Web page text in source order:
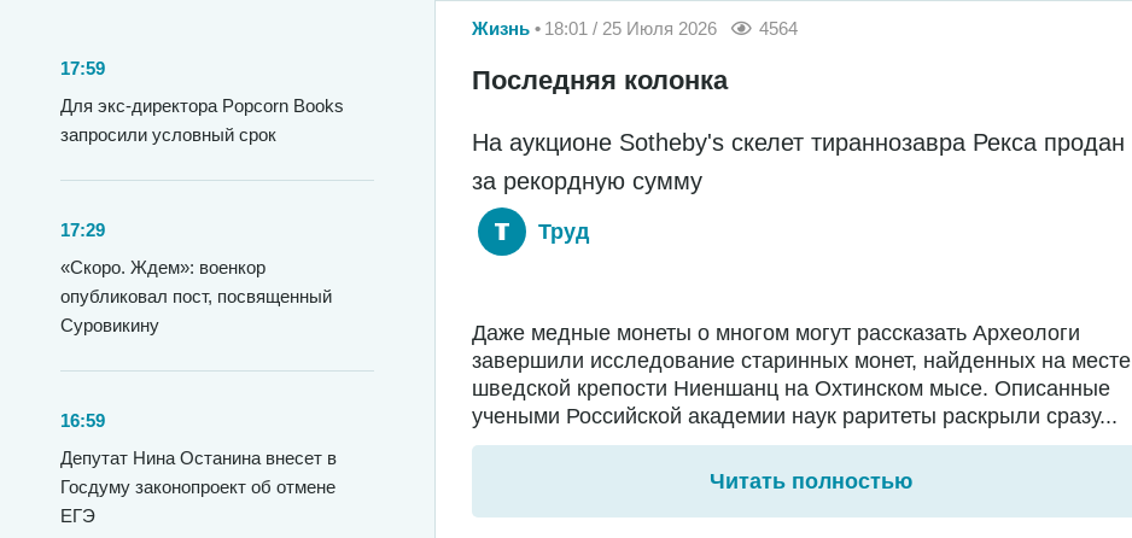
17:59
Для экс-директора Popcorn Books
запросили условный срок
17:29
«Скоро. Ждем»: военкор
опубликовал пост, посвященный
Суровикину
16:59
Депутат Нина Останина внесет в
Госдуму законопроект об отмене
ЕГЭ
Жизнь 18:01 / 25 Июля 2026 4564
Последняя колонка
На аукционе Sotheby's скелет тираннозавра Рекса продан
за рекордную сумму
Труд
Даже медные монеты о многом могут рассказать Археологи
завершили исследование старинных монет, найденных на месте
шведской крепости Ниеншанц на Охтинском мысе. Описанные
учеными Российской академии наук раритеты раскрыли сразу...
Читать полностью